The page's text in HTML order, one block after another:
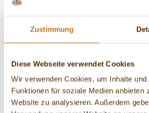
Zustimmung
Diese Webseite verwendet Cookies
Wir verwenden Cookies, um Inhalte
Funktionen für soziale Medien anbieten
Website zu analysieren. Außerdem